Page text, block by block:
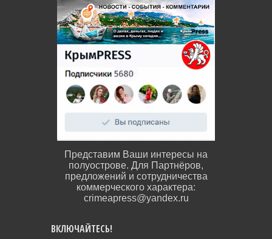
Представим Ваши интересы на
полуострове. Для Партнёров,
предложений и сотрудничества
коммерческого характера:
crimeapress@yandex.ru
ВКЛЮЧАЙТЕСЬ!